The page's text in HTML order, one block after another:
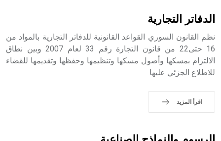
- هل تعلم أن أبجر Abgar اسم معروف جيداً يعود إلى عدد من
الملوك الذين حكموا مدينة إديسا (الرها) من أبجر الأول وحتى
الدفاتر التجارية
نظم القانون السوري القواعد القانونية للدفاتر التجارية بالمواد من
16 حتى22 من قانون التجارة رقم 33 لعام 2007 وبين نطاق
الالتزام بمسكها وأصول مسكها وتنظيمها وحفظها وتقديمها للقضاء
للاطلاع الجزئي عليها
اقرأ المزيد